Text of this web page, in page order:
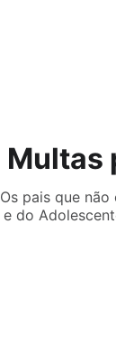
Multas
Os pais que
e do